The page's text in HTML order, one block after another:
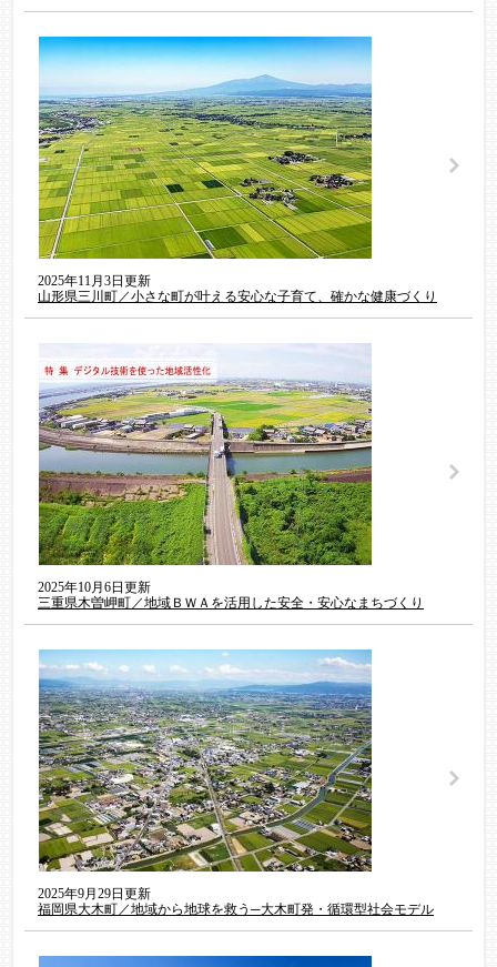
2025年11月3日更新
山形県三川町／小さな町が叶える安心な子育て、確かな健康づくり
2025年10月6日更新
三重県木曽岬町／地域ＢＷＡを活用した安全・安心なまちづくり
2025年9月29日更新
福岡県大木町／地域から地球を救う─大木町発・循環型社会モデル